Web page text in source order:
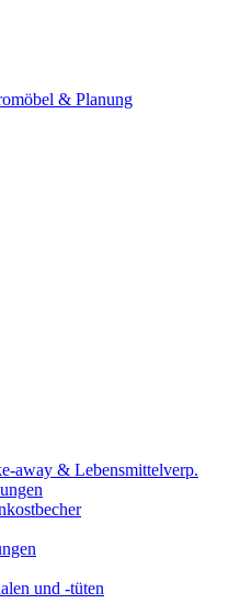
& Planung
away & Lebensmittelverp.
und -tüten